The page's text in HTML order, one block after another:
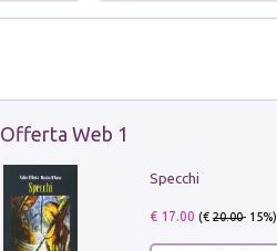
Offerta Web 1
Specchi
€ 17.00 (€20.00- 15%)